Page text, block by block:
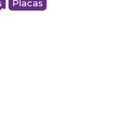
Placas
– FUNDAÇÃO